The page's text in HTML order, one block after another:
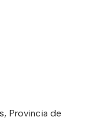
Provincia de